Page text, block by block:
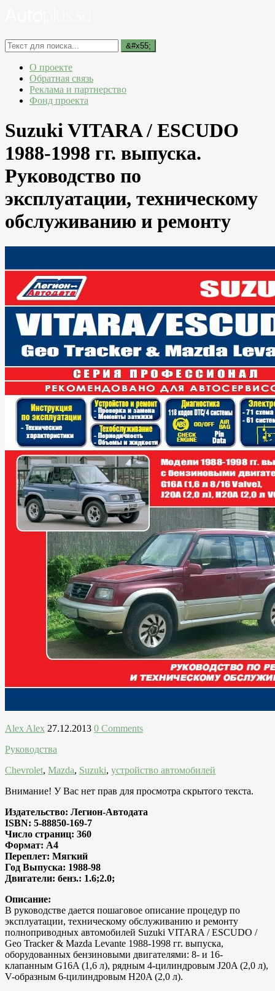
О проекте
Обратная связь
Реклама и партнерство
Фонд проекта
Suzuki VITARA / ESCUDO
1988-1998 гг. выпуска.
Руководство по
эксплуатации, техническому
обслуживанию и ремонту
Alex Alex 27.12.2013 0 Comments
Руководства
Chevrolet, Mazda, Suzuki, устройство автомобилей
Внимание! У Вас нет прав для просмотра скрытого текста.
Издательство: Легион-Aвтодата
ISBN: 5-88850-169-7
Число страниц: 360
Формат: A4
Переплет: Мягкий
Год Выпуска: 1988-98
Двигатели: бенз.: 1.6;2.0;
Описание:
В руководстве дается пошаговое описание процедур по
эксплуатации, техническому обслуживанию и ремонту
полноприводных автомобилей Suzuki VITARA / ESCUDO /
Geo Tracker & Mazda Levante 1988-1998 гг. выпуска,
оборудованных бензиновыми двигателями: 8- и 16-
клапанным G16A (1,6 л), рядным 4-цилиндровым J20A (2,0 л),
V-образным 6-цилиндровым H20A (2,0 л).